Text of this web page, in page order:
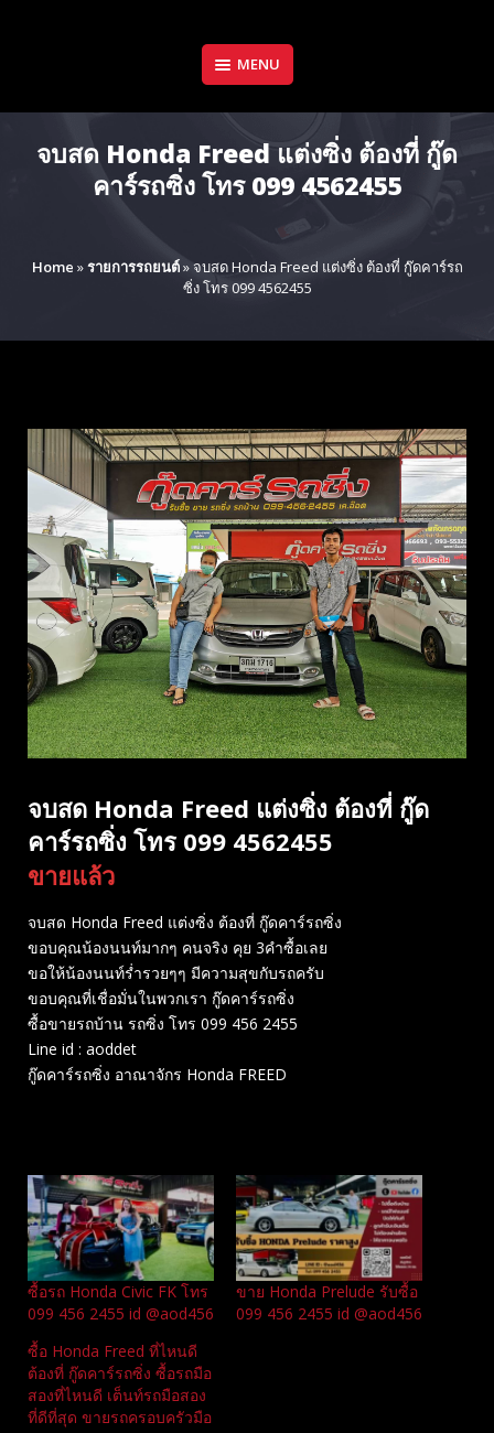
MENU
จบสด Honda Freed แต่งซิ่ง ต้องที่ กู๊ด
คาร์รถซิ่ง โทร 099 4562455
Home »รายการรถยนต์»จบสด Honda Freed แต่งซิ่ง ต้องที่ กู๊ดคาร์รถ
ซิ่ง โทร 099 4562455
จบสด Honda Freed แต่งซิ่ง ต้องที่ กู๊ด
คาร์รถซิ่ง โทร 099 4562455
ขายแล้ว
จบสด Honda Freed แต่งซิ่ง ต้องที่ กู๊ดคาร์รถซิ่ง
ขอบคุณน้องนนท์มากๆ คนจริง คุย 3คำซื้อเลย
ขอให้น้องนนท์ร่ำรวยๆๆ มีความสุขกับรถครับ
ขอบคุณที่เชื่อมั่นในพวกเรา กู๊ดคาร์รถซิ่ง
ซื้อขายรถบ้าน รถซิ่ง โทร 099 456 2455
Line id : aoddet
กู๊ดคาร์รถซิ่ง อาณาจักร Honda FREED
ซื้อรถ Honda Civic FK โทร
099 456 2455 id @aod456
ขาย Honda Prelude รับซื้อ
099 456 2455 id @aod456
ซื้อ Honda Freed ที่ไหนดี
ต้องที่ กู๊ดคาร์รถซิ่ง ซื้อรถมือ
สองที่ไหนดี เต็นท์รถมือสอง
ที่ดีที่สุด ขายรถครอบครัวมือ